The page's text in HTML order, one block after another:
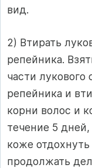
вид.
2) Втирать
репейника.
части лукового
репейника и
корни волос и
течение 5 дней,
коже
продолжать